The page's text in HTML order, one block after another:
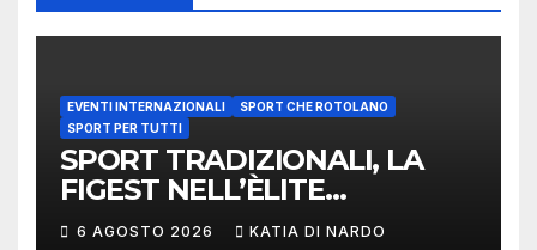
EVENTI INTERNAZIONALI
SPORT CHE ROTOLANO
SPORT PER TUTTI
SPORT TRADIZIONALI, LA
FIGEST NELL’ÈLITE
MONDIALE: LA
6 AGOSTO 2026 KATIA DI NARDO